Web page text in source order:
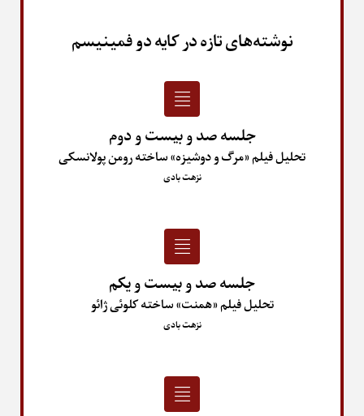
نوشته‌های تازه در کایه دو فمینیسم
جلسه صد و بیست و دوم
تحلیل فیلم «مرگ و دوشیزه» ساخته رومن پولانسکی
نزهت بادی
جلسه صد و بیست و یکم
تحلیل فیلم «همنت» ساخته کلوئی ژائو
نزهت بادی